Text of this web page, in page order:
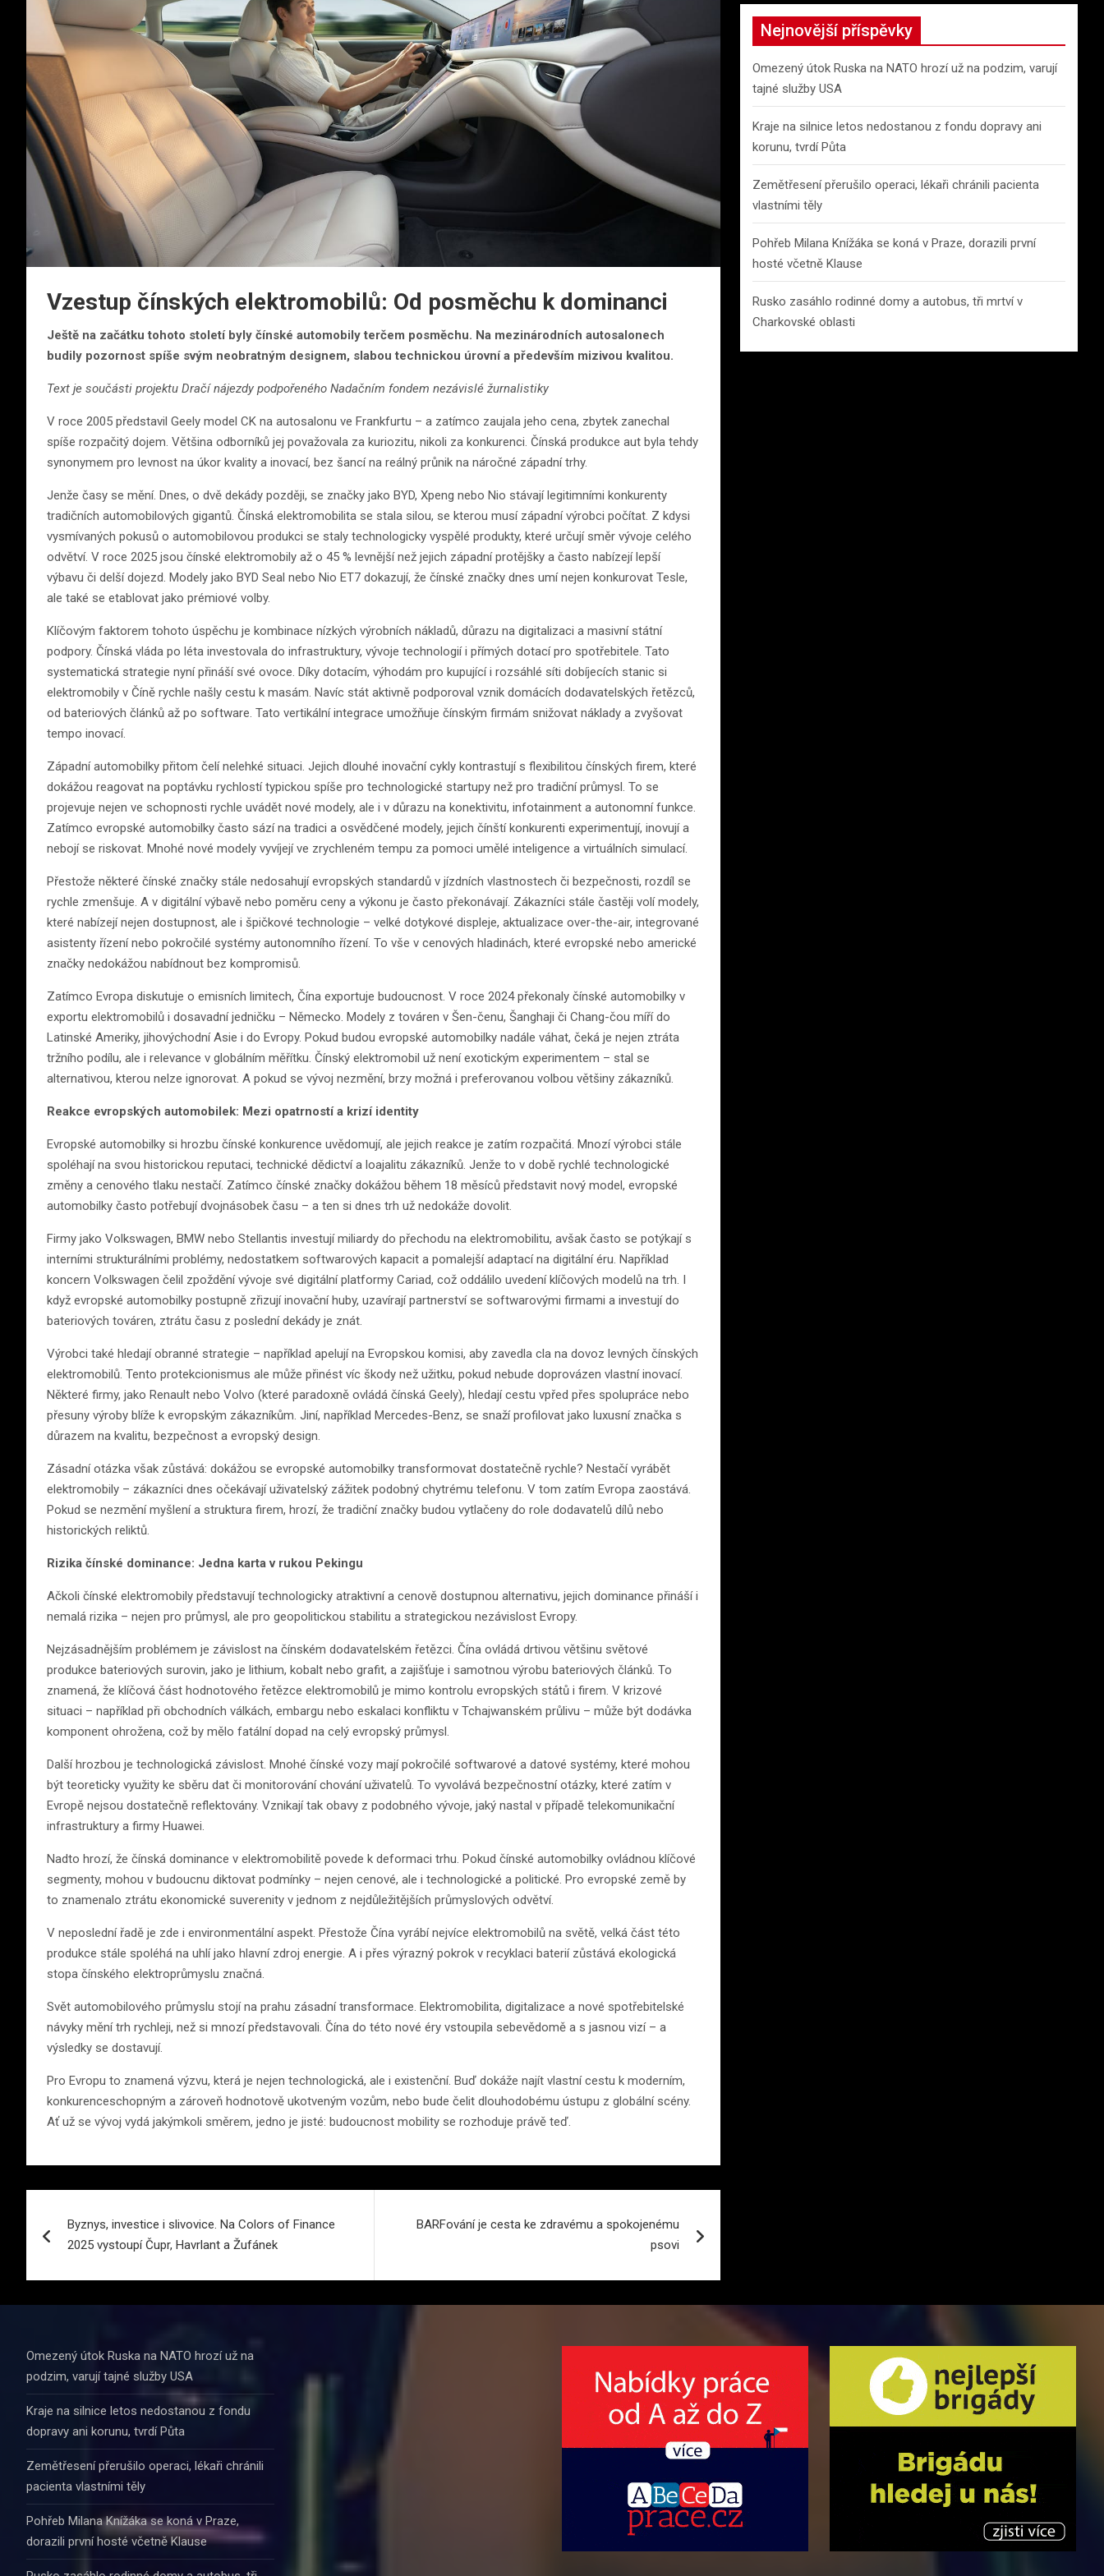
Vzestup čínských elektromobilů: Od posměchu k dominanci
Ještě na začátku tohoto století byly čínské automobily terčem posměchu. Na mezinárodních autosalonech
budily pozornost spíše svým neobratným designem, slabou technickou úrovní a především mizivou kvalitou.
Text je součásti projektu Dračí nájezdy podpořeného Nadačním fondem nezávislé žurnalistiky
V roce 2005 představil Geely model CK na autosalonu ve Frankfurtu – a zatímco zaujala jeho cena, zbytek zanechal
spíše rozpačitý dojem. Většina odborníků jej považovala za kuriozitu, nikoli za konkurenci. Čínská produkce aut byla tehdy
synonymem pro levnost na úkor kvality a inovací, bez šancí na reálný průnik na náročné západní trhy.
Jenže časy se mění. Dnes, o dvě dekády později, se značky jako BYD, Xpeng nebo Nio stávají legitimními konkurenty
tradičních automobilových gigantů. Čínská elektromobilita se stala silou, se kterou musí západní výrobci počítat. Z kdysi
vysmívaných pokusů o automobilovou produkci se staly technologicky vyspělé produkty, které určují směr vývoje celého
odvětví. V roce 2025 jsou čínské elektromobily až o 45 % levnější než jejich západní protějšky a často nabízejí lepší
výbavu či delší dojezd. Modely jako BYD Seal nebo Nio ET7 dokazují, že čínské značky dnes umí nejen konkurovat Tesle,
ale také se etablovat jako prémiové volby.
Klíčovým faktorem tohoto úspěchu je kombinace nízkých výrobních nákladů, důrazu na digitalizaci a masivní státní
podpory. Čínská vláda po léta investovala do infrastruktury, vývoje technologií i přímých dotací pro spotřebitele. Tato
systematická strategie nyní přináší své ovoce. Díky dotacím, výhodám pro kupující i rozsáhlé síti dobíjecích stanic si
elektromobily v Číně rychle našly cestu k masám. Navíc stát aktivně podporoval vznik domácích dodavatelských řetězců,
od bateriových článků až po software. Tato vertikální integrace umožňuje čínským firmám snižovat náklady a zvyšovat
tempo inovací.
Západní automobilky přitom čelí nelehké situaci. Jejich dlouhé inovační cykly kontrastují s flexibilitou čínských firem, které
dokážou reagovat na poptávku rychlostí typickou spíše pro technologické startupy než pro tradiční průmysl. To se
projevuje nejen ve schopnosti rychle uvádět nové modely, ale i v důrazu na konektivitu, infotainment a autonomní funkce.
Zatímco evropské automobilky často sází na tradici a osvědčené modely, jejich čínští konkurenti experimentují, inovují a
nebojí se riskovat. Mnohé nové modely vyvíjejí ve zrychleném tempu za pomoci umělé inteligence a virtuálních simulací.
Přestože některé čínské značky stále nedosahují evropských standardů v jízdních vlastnostech či bezpečnosti, rozdíl se
rychle zmenšuje. A v digitální výbavě nebo poměru ceny a výkonu je často překonávají. Zákazníci stále častěji volí modely,
které nabízejí nejen dostupnost, ale i špičkové technologie – velké dotykové displeje, aktualizace over-the-air, integrované
asistenty řízení nebo pokročilé systémy autonomního řízení. To vše v cenových hladinách, které evropské nebo americké
značky nedokážou nabídnout bez kompromisů.
Zatímco Evropa diskutuje o emisních limitech, Čína exportuje budoucnost. V roce 2024 překonaly čínské automobilky v
exportu elektromobilů i dosavadní jedničku – Německo. Modely z továren v Šen-čenu, Šanghaji či Chang-čou míří do
Latinské Ameriky, jihovýchodní Asie i do Evropy. Pokud budou evropské automobilky nadále váhat, čeká je nejen ztráta
tržního podílu, ale i relevance v globálním měřítku. Čínský elektromobil už není exotickým experimentem – stal se
alternativou, kterou nelze ignorovat. A pokud se vývoj nezmění, brzy možná i preferovanou volbou většiny zákazníků.
Reakce evropských automobilek: Mezi opatrností a krizí identity
Evropské automobilky si hrozbu čínské konkurence uvědomují, ale jejich reakce je zatím rozpačitá. Mnozí výrobci stále
spoléhají na svou historickou reputaci, technické dědictví a loajalitu zákazníků. Jenže to v době rychlé technologické
změny a cenového tlaku nestačí. Zatímco čínské značky dokážou během 18 měsíců představit nový model, evropské
automobilky často potřebují dvojnásobek času – a ten si dnes trh už nedokáže dovolit.
Firmy jako Volkswagen, BMW nebo Stellantis investují miliardy do přechodu na elektromobilitu, avšak často se potýkají s
interními strukturálními problémy, nedostatkem softwarových kapacit a pomalejší adaptací na digitální éru. Například
koncern Volkswagen čelil zpoždění vývoje své digitální platformy Cariad, což oddálilo uvedení klíčových modelů na trh. I
když evropské automobilky postupně zřizují inovační huby, uzavírají partnerství se softwarovými firmami a investují do
bateriových továren, ztrátu času z poslední dekády je znát.
Výrobci také hledají obranné strategie – například apelují na Evropskou komisi, aby zavedla cla na dovoz levných čínských
elektromobilů. Tento protekcionismus ale může přinést víc škody než užitku, pokud nebude doprovázen vlastní inovací.
Některé firmy, jako Renault nebo Volvo (které paradoxně ovládá čínská Geely), hledají cestu vpřed přes spolupráce nebo
přesuny výroby blíže k evropským zákazníkům. Jiní, například Mercedes-Benz, se snaží profilovat jako luxusní značka s
důrazem na kvalitu, bezpečnost a evropský design.
Zásadní otázka však zůstává: dokážou se evropské automobilky transformovat dostatečně rychle? Nestačí vyrábět
elektromobily – zákazníci dnes očekávají uživatelský zážitek podobný chytrému telefonu. V tom zatím Evropa zaostává.
Pokud se nezmění myšlení a struktura firem, hrozí, že tradiční značky budou vytlačeny do role dodavatelů dílů nebo
historických reliktů.
Rizika čínské dominance: Jedna karta v rukou Pekingu
Ačkoli čínské elektromobily představují technologicky atraktivní a cenově dostupnou alternativu, jejich dominance přináší i
nemalá rizika – nejen pro průmysl, ale pro geopolitickou stabilitu a strategickou nezávislost Evropy.
Nejzásadnějším problémem je závislost na čínském dodavatelském řetězci. Čína ovládá drtivou většinu světové
produkce bateriových surovin, jako je lithium, kobalt nebo grafit, a zajišťuje i samotnou výrobu bateriových článků. To
znamená, že klíčová část hodnotového řetězce elektromobilů je mimo kontrolu evropských států i firem. V krizové
situaci – například při obchodních válkách, embargu nebo eskalaci konfliktu v Tchajwanském průlivu – může být dodávka
komponent ohrožena, což by mělo fatální dopad na celý evropský průmysl.
Další hrozbou je technologická závislost. Mnohé čínské vozy mají pokročilé softwarové a datové systémy, které mohou
být teoreticky využity ke sběru dat či monitorování chování uživatelů. To vyvolává bezpečnostní otázky, které zatím v
Evropě nejsou dostatečně reflektovány. Vznikají tak obavy z podobného vývoje, jaký nastal v případě telekomunikační
infrastruktury a firmy Huawei.
Nadto hrozí, že čínská dominance v elektromobilitě povede k deformaci trhu. Pokud čínské automobilky ovládnou klíčové
segmenty, mohou v budoucnu diktovat podmínky – nejen cenové, ale i technologické a politické. Pro evropské země by
to znamenalo ztrátu ekonomické suverenity v jednom z nejdůležitějších průmyslových odvětví.
V neposlední řadě je zde i environmentální aspekt. Přestože Čína vyrábí nejvíce elektromobilů na světě, velká část této
produkce stále spoléhá na uhlí jako hlavní zdroj energie. A i přes výrazný pokrok v recyklaci baterií zůstává ekologická
stopa čínského elektroprůmyslu značná.
Svět automobilového průmyslu stojí na prahu zásadní transformace. Elektromobilita, digitalizace a nové spotřebitelské
návyky mění trh rychleji, než si mnozí představovali. Čína do této nové éry vstoupila sebevědomě a s jasnou vizí – a
výsledky se dostavují.
Pro Evropu to znamená výzvu, která je nejen technologická, ale i existenční. Buď dokáže najít vlastní cestu k moderním,
konkurenceschopným a zároveň hodnotově ukotveným vozům, nebo bude čelit dlouhodobému ústupu z globální scény.
Ať už se vývoj vydá jakýmkoli směrem, jedno je jisté: budoucnost mobility se rozhoduje právě teď.
pro
příspěvek
Byznys, investice i slivovice. Na Colors of Finance
2025 vystoupí Čupr, Havrlant a Žufánek
BARFování je cesta ke zdravému a spokojenému
psovi
r
h
Nejnovější příspěvky
Omezený útok Ruska na NATO hrozí už na podzim, varují
tajné služby USA
Kraje na silnice letos nedostanou z fondu dopravy ani
korunu, tvrdí Půta
Zemětřesení přerušilo operaci, lékaři chránili pacienta
vlastními těly
Pohřeb Milana Knížáka se koná v Praze, dorazili první
hosté včetně Klause
Rusko zasáhlo rodinné domy a autobus, tři mrtví v
Charkovské oblasti
Omezený útok Ruska na NATO hrozí už na
podzim, varují tajné služby USA
Kraje na silnice letos nedostanou z fondu
dopravy ani korunu, tvrdí Půta
Zemětřesení přerušilo operaci, lékaři chránili
pacienta vlastními těly
Pohřeb Milana Knížáka se koná v Praze,
dorazili první hosté včetně Klause